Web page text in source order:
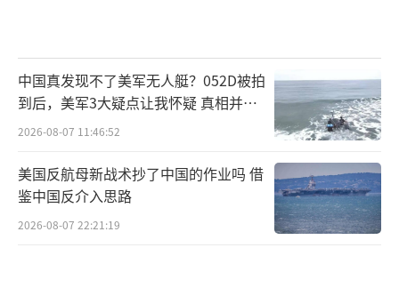
中国真发现不了美军无人艇？052D被拍
到后，美军3大疑点让我怀疑 真相并非
如此
2026-08-07 11:46:52
美国反航母新战术抄了中国的作业吗 借
鉴中国反介入思路
2026-08-07 22:21:19